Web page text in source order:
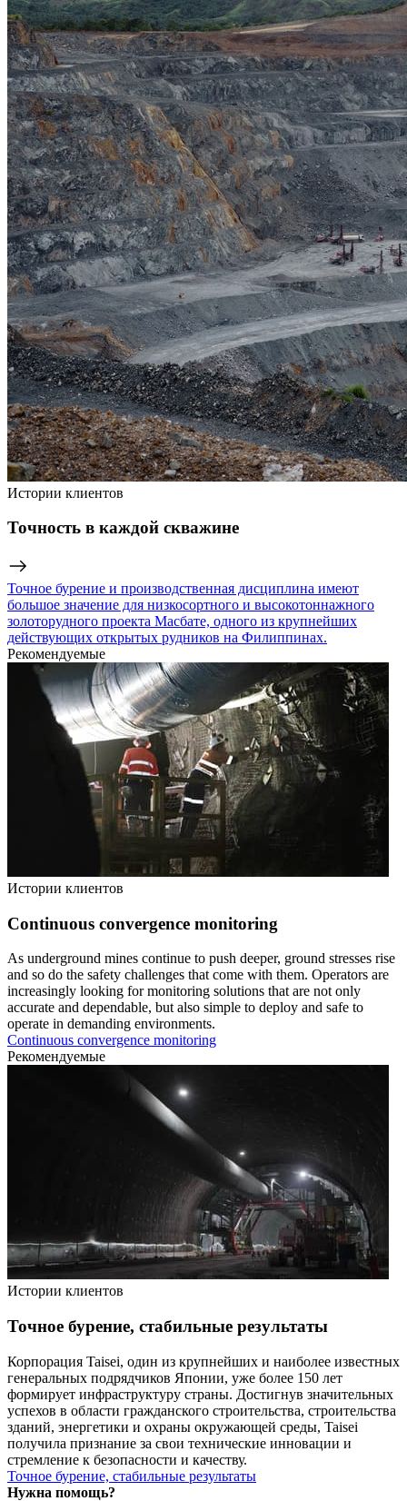
Истории клиентов
Точность в каждой скважине
Точное бурение и производственная дисциплина имеют
большое значение для низкосортного и высокотоннажного
золоторудного проекта Масбате, одного из крупнейших
действующих открытых рудников на Филиппинах.
Рекомендуемые
Истории клиентов
Continuous convergence monitoring
As underground mines continue to push deeper, ground stresses rise
and so do the safety challenges that come with them. Operators are
increasingly looking for monitoring solutions that are not only
accurate and dependable, but also simple to deploy and safe to
operate in demanding environments.
Continuous convergence monitoring
Рекомендуемые
Истории клиентов
Точное бурение, стабильные результаты
Корпорация Taisei, один из крупнейших и наиболее известных
генеральных подрядчиков Японии, уже более 150 лет
формирует инфраструктуру страны. Достигнув значительных
успехов в области гражданского строительства, строительства
зданий, энергетики и охраны окружающей среды, Taisei
получила признание за свои технические инновации и
стремление к безопасности и качеству.
Точное бурение, стабильные результаты
Нужна помощь?